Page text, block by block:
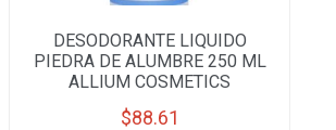
DESODORANTE LIQUIDO
PIEDRA DE ALUMBRE 250 ML
ALLIUM COSMETICS
$88.61